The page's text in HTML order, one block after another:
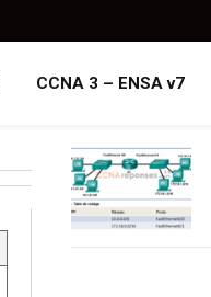
CCNA 3 – ENSA v7